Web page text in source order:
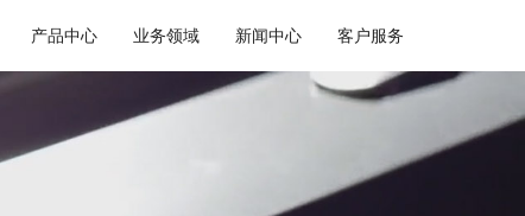
产品中心 业务领域 新闻中心 客户服务